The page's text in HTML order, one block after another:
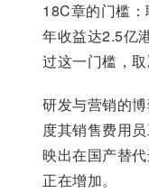
18C章的门槛
年收益达2.5亿
过这一门槛，
研发与营销的
度其销售费用
映出在国产替
正在增加。